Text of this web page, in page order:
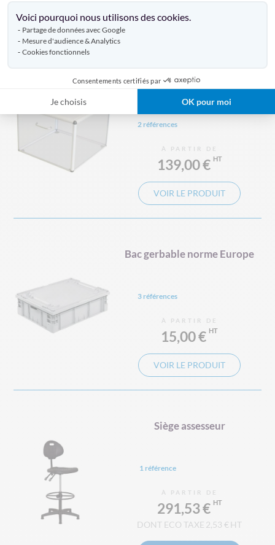
Voici pourquoi nous utilisons des cookies.
Partage de données avec Google
Mesure d'audience & Analytics
Cookies fonctionnels
Consentements certifiés par
Je choisis OK pour moi
VOIR LE PRODUIT
Urne de vote Marat
2 références
À PARTIR DE
139,00 €
VOIR LE PRODUIT
Bac gerbable norme Europe
3 références
À PARTIR DE
15,00 €
VOIR LE PRODUIT
Siège assesseur
1 référence
À PARTIR DE
291,53 €
2,53 €